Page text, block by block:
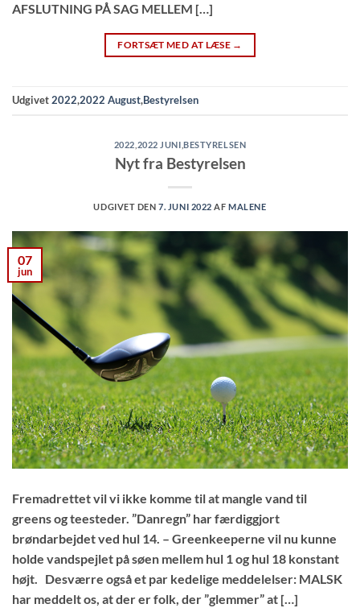
AFSLUTNING PÅ SAG MELLEM […]
FORTSÆT MED AT LÆSE →
Udgivet2022,2022 August,Bestyrelsen
2022 2022 JUNI ,BESTYRELSEN
Nyt fra Bestyrelsen
UDGIVET DEN7. JUNI 2022 AFMALENE
07
jun
Fremadrettet vil vi ikke komme til at mangle vand til
greens og teesteder. ”Danregn” har færdiggjort
brøndarbejdet ved hul 14. – Greenkeeperne vil nu kunne
holde vandspejlet på søen mellem hul 1 og hul 18 konstant
højt. Desværre også et par kedelige meddelelser: MALSK
har meddelt os, at der er folk, der ”glemmer” at […]